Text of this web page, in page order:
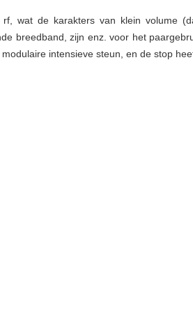
wat de karakters van klein volume
breedband, zijn enz. voor het
intensieve steun, en de stop